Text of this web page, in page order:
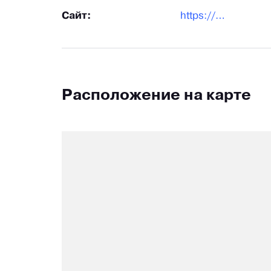
Сайт: https://www.capline.su/
Расположение на карте